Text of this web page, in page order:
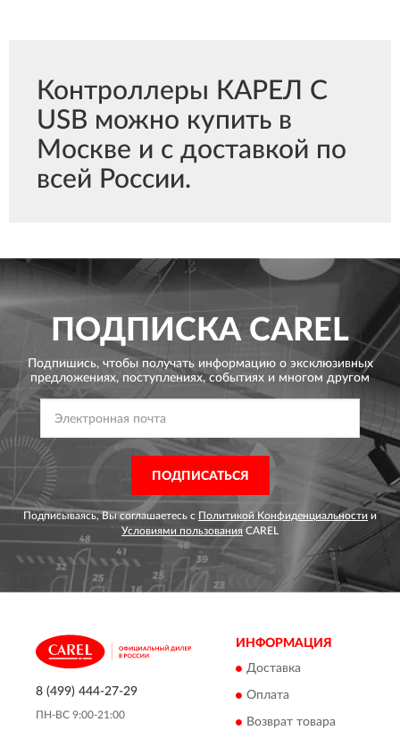
Контроллеры КАРЕЛ С
USB можно купить в
Москве и с доставкой по
всей России.
ПОДПИСКА CAREL
Подпишись, чтобы получать информацию о эксклюзивных
предложениях, поступлениях, событиях и многом другом
ПОДПИСАТЬСЯ
Подписываясь, Вы соглашаетесь с Политикой Конфиденциальности и
Условиями пользования CAREL
8 (499) 444-27-29
ПН-ВС 9:00-21:00
ИНФОРМАЦИЯ
Доставка
Оплата
Возврат товара